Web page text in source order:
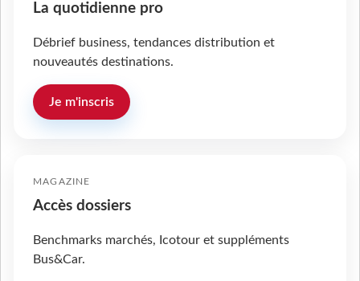
La quotidienne pro
Débrief business, tendances distribution et
nouveautés destinations.
Je m'inscris
MAGAZINE
Accès dossiers
Benchmarks marchés, Icotour et suppléments
Bus&Car.